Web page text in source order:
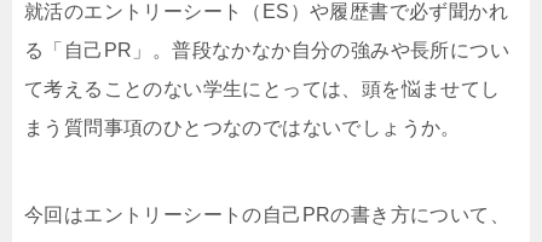
就活のエントリーシート（ES）や履歴書で必ず聞かれ
る「自己PR」。普段なかなか自分の強みや長所につい
て考えることのない学生にとっては、頭を悩ませてし
まう質問事項のひとつなのではないでしょうか。
今回はエントリーシートの自己PRの書き方について、